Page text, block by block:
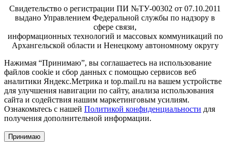
Свидетельство о регистрации ПИ №ТУ-00302 от 07.10.2011
выдано Управлением Федеральной службы по надзору в
сфере связи,
информационных технологий и массовых коммуникаций по
Архангельской области и Ненецкому автономному округу
Нажимая “Принимаю”, вы соглашаетесь на использование
файлов cookie и сбор данных с помощью сервисов веб
аналитики Яндекс.Метрика и top.mail.ru на вашем устройстве
для улучшения навигации по сайту, анализа использования
сайта и содействия нашим маркетинговым усилиям.
Ознакомьтесь с нашей Политикой конфиденциальности для
получения дополнительной информации.
Принимаю